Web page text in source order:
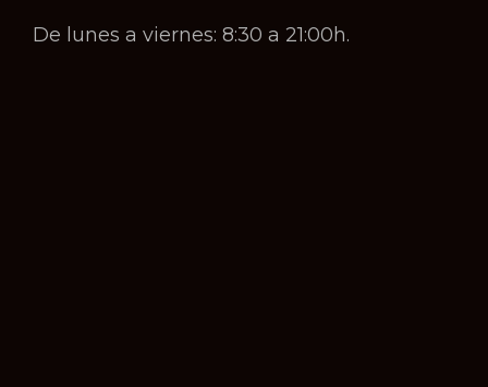
De lunes a viernes: 8:30 a 21:00h.